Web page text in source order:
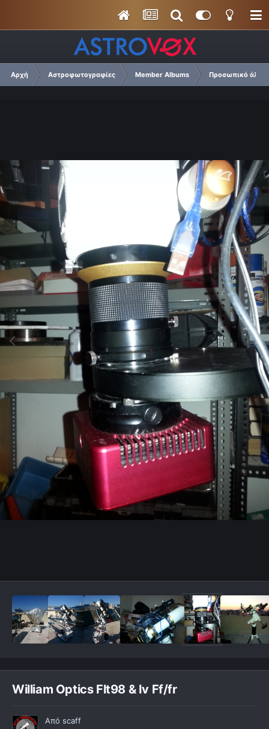
Αρχή Αστροφωτογραφίες Member Albums Προσωπικό
William Optics Flt98 & Iv Ff/fr
Από scaff